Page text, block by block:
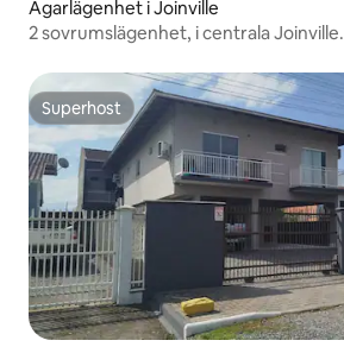
Ägarlägenhet i Joinville
2 sovrumslägenhet, i centrala Joinville.
Superhost
Superhost